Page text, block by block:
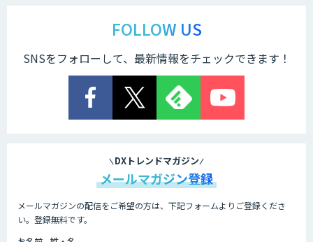
Cogent AI Cabinet
FOLLOW US
SNSをフォローして、最新情報をチェックできます！
DXトレンドマガジン
メールマガジン登録
メールマガジンの配信をご希望の方は、下記フォームよりご登録くださ
い。登録無料です。